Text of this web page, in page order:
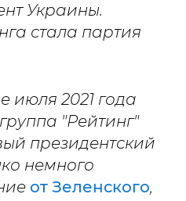
Украины.
стала партия
июля 2021 года
"Рейтинг"
президентский
немного
от Зеленского,